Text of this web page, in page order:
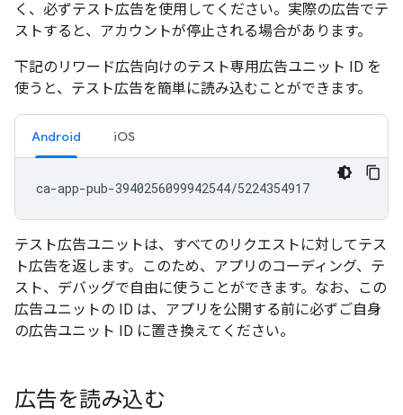
く、必ずテスト広告を使用してください。実際の広告でテ
ストすると、アカウントが停止される場合があります。
下記のリワード広告向けのテスト専用広告ユニット ID を
使うと、テスト広告を簡単に読み込むことができます。
Android iOS
テスト広告ユニットは、すべてのリクエストに対してテス
ト広告を返します。このため、アプリのコーディング、テ
スト、デバッグで自由に使うことができます。なお、この
広告ユニットの ID は、アプリを公開する前に必ずご自身
の広告ユニット ID に置き換えてください。
広告を読み込む